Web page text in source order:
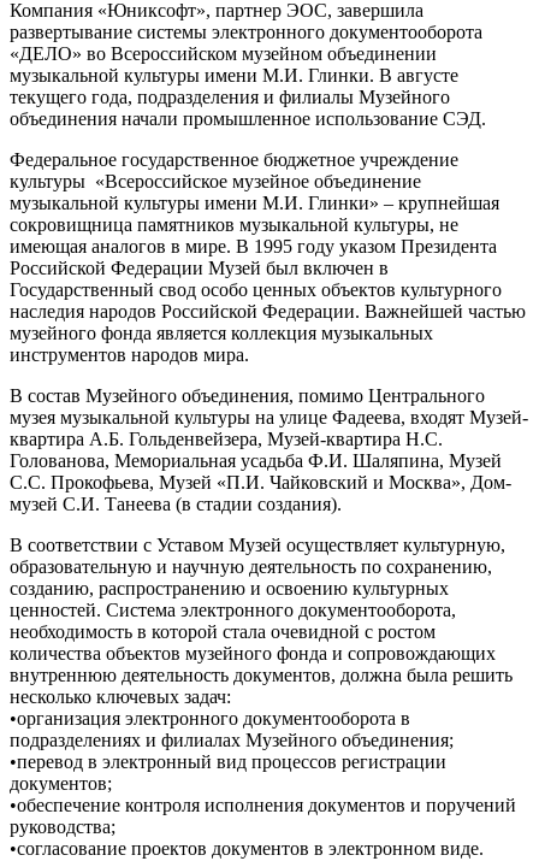
Компания «Юниксофт», партнер ЭОС, завершила
развертывание системы электронного документооборота
«ДЕЛО» во Всероссийском музейном объединении
музыкальной культуры имени М.И. Глинки. В августе
текущего года, подразделения и филиалы Музейного
объединения начали промышленное использование СЭД.
Федеральное государственное бюджетное учреждение
культуры «Всероссийское музейное объединение
музыкальной культуры имени М.И. Глинки» – крупнейшая
сокровищница памятников музыкальной культуры, не
имеющая аналогов в мире. В 1995 году указом Президента
Российской Федерации Музей был включен в
Государственный свод особо ценных объектов культурного
наследия народов Российской Федерации. Важнейшей частью
музейного фонда является коллекция музыкальных
инструментов народов мира.
В состав Музейного объединения, помимо Центрального
музея музыкальной культуры на улице Фадеева, входят Музей-
квартира А.Б. Гольденвейзера, Музей-квартира Н.С.
Голованова, Мемориальная усадьба Ф.И. Шаляпина, Музей
С.С. Прокофьева, Музей «П.И. Чайковский и Москва», Дом-
музей С.И. Танеева (в стадии создания).
В соответствии с Уставом Музей осуществляет культурную,
образовательную и научную деятельность по сохранению,
созданию, распространению и освоению культурных
ценностей. Система электронного документооборота,
необходимость в которой стала очевидной с ростом
количества объектов музейного фонда и сопровождающих
внутреннюю деятельность документов, должна была решить
несколько ключевых задач:
•организация электронного документооборота в
подразделениях и филиалах Музейного объединения;
•перевод в электронный вид процессов регистрации
документов;
•обеспечение контроля исполнения документов и поручений
руководства;
•согласование проектов документов в электронном виде.